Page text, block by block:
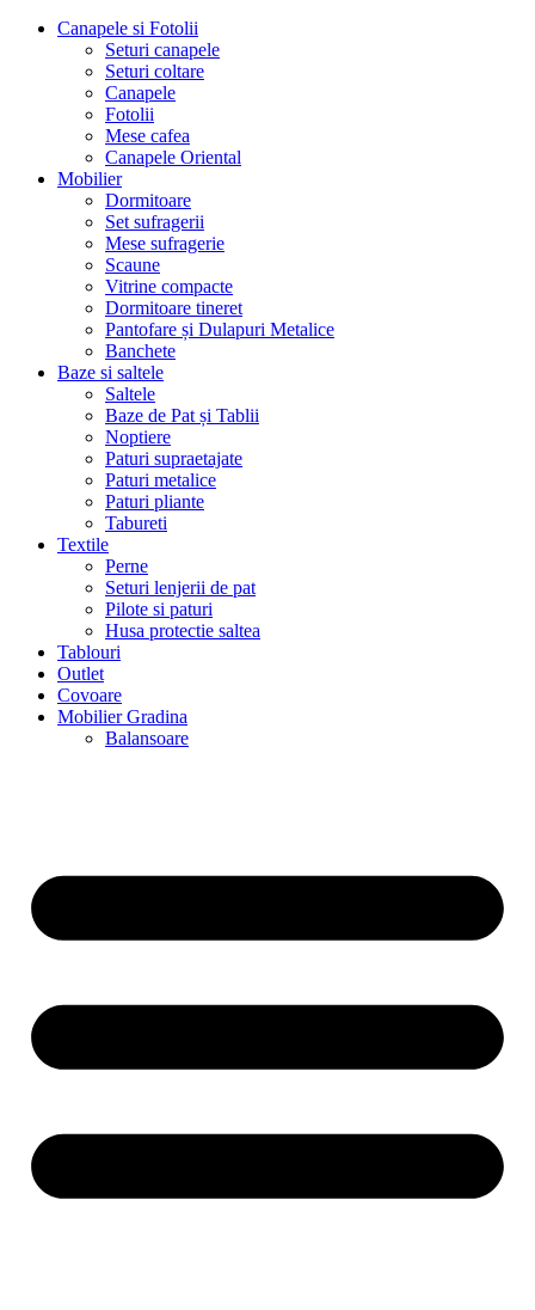
Canapele si Fotolii
Seturi canapele
Seturi coltare
Canapele
Fotolii
Mese cafea
Canapele Oriental
Mobilier
Dormitoare
Set sufragerii
Mese sufragerie
Scaune
Vitrine compacte
Dormitoare tineret
Pantofare și Dulapuri Metalice
Banchete
Baze si saltele
Saltele
Baze de Pat și Tablii
Noptiere
Paturi supraetajate
Paturi metalice
Paturi pliante
Tabureti
Textile
Perne
Seturi lenjerii de pat
Pilote si paturi
Husa protectie saltea
Tablouri
Outlet
Covoare
Mobilier Gradina
Balansoare